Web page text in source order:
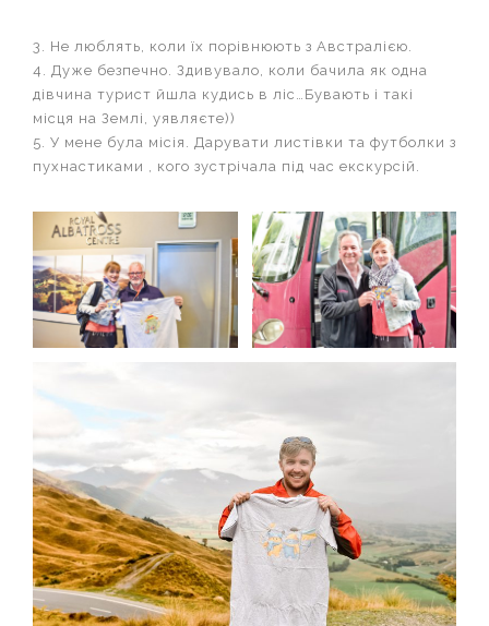
3. Не люблять, коли їх порівнюють з Австралією.
4. Дуже безпечно. Здивувало, коли бачила як одна
дівчина турист йшла кудись в ліс…Бувають і такі
місця на Землі, уявляєте))
5. У мене була місія. Дарувати листівки та футболки з
пухнастиками , кого зустрічала під час екскурсій.